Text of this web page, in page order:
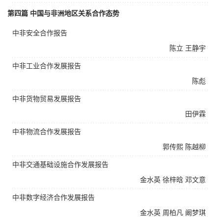
第四篇 中国与非洲地区关系合作态势
陈立 王静宇
中非安全合作报告
陈彪
中非工业合作发展报告
田伊霖
中非货物贸易发展报告
郭传熙 陈越柳
中非物流合作发展报告
金水英 徐梓晗 邓文意
中非交通基础设施合作发展报告
金水英 周柏凡 阚梦琪
中非数字经济合作发展报告